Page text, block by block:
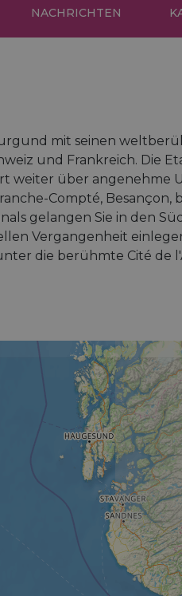
NACHRICHTEN
mit seinen
und Frankreich. Die
über angenehme
Compté,
gelangen Sie in den
Vergangenheit
die berühmte Cité de